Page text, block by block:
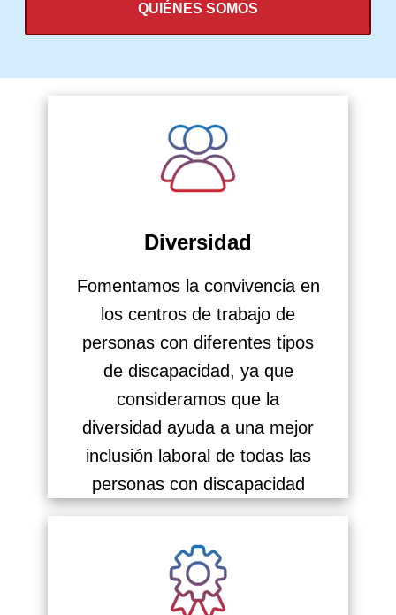
QUIÉNES SOMOS
Diversidad
Fomentamos la convivencia en
los centros de trabajo de
personas con diferentes tipos
de discapacidad, ya que
consideramos que la
diversidad ayuda a una mejor
inclusión laboral de todas las
personas con discapacidad